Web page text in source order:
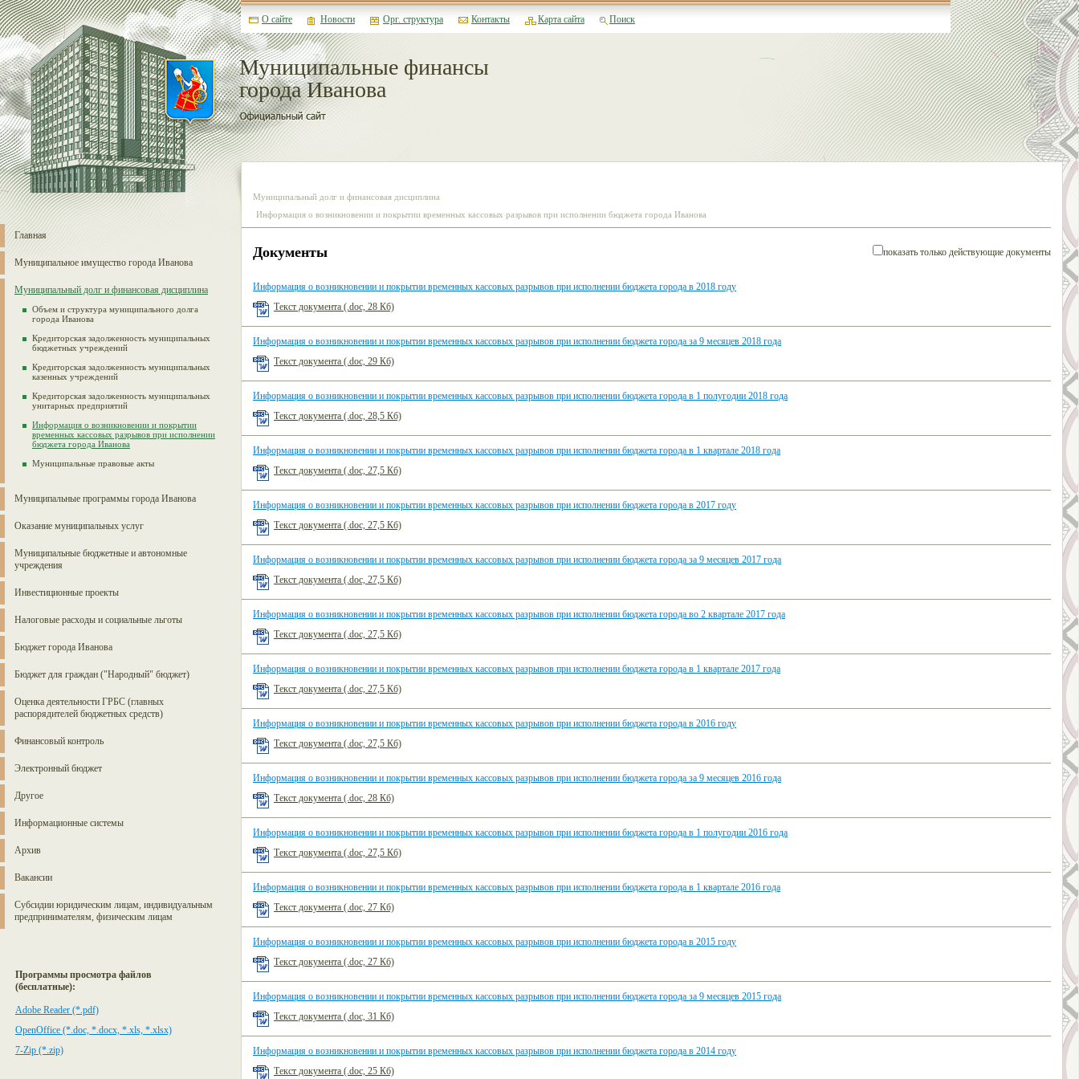
Муниципальные финансы
города Иванова
О сайте Новости Орг. структура Контакты Карта сайта Поиск
Главная
Муниципальное имущество города Иванова
Муниципальный долг и финансовая дисциплина
Объем и структура муниципального долга
города Иванова
Кредиторская задолженность муниципальных
бюджетных учреждений
Кредиторская задолженность муниципальных
казенных учреждений
Кредиторская задолженность муниципальных
унитарных предприятий
Информация о возникновении и покрытии
временных кассовых разрывов при исполнении
бюджета города Иванова
Муниципальные правовые акты
Муниципальные программы города Иванова
Оказание муниципальных услуг
Муниципальные бюджетные и автономные
учреждения
Инвестиционные проекты
Налоговые расходы и социальные льготы
Бюджет города Иванова
Бюджет для граждан ("Народный" бюджет)
Оценка деятельности ГРБС (главных
распорядителей бюджетных средств)
Финансовый контроль
Электронный бюджет
Другое
Информационные системы
Архив
Вакансии
Субсидии юридическим лицам, индивидуальным
предпринимателям, физическим лицам
Программы просмотра файлов
(бесплатные):
Adobe Reader (*.pdf)
OpenOffice (*.doc, *.docx, *.xls, *.xlsx)
7-Zip (*.zip)
Муниципальный долг и финансовая дисциплина
Информация о возникновении и покрытии временных кассовых разрывов при исполнении бюджета города Иванова
показать только действующие документы
Документы
Информация о возникновении и покрытии временных кассовых разрывов при исполнении бюджета города в 2018 году
Текст документа (.doc, 28 Кб)
Информация о возникновении и покрытии временных кассовых разрывов при исполнении бюджета города за 9 месяцев 2018 года
Текст документа (.doc, 29 Кб)
Информация о возникновении и покрытии временных кассовых разрывов при исполнении бюджета города в 1 полугодии 2018 года
Текст документа (.doc, 28,5 Кб)
Информация о возникновении и покрытии временных кассовых разрывов при исполнении бюджета города в 1 квартале 2018 года
Текст документа (.doc, 27,5 Кб)
Информация о возникновении и покрытии временных кассовых разрывов при исполнении бюджета города в 2017 году
Текст документа (.doc, 27,5 Кб)
Информация о возникновении и покрытии временных кассовых разрывов при исполнении бюджета города за 9 месяцев 2017 года
Текст документа (.doc, 27,5 Кб)
Информация о возникновении и покрытии временных кассовых разрывов при исполнении бюджета города во 2 квартале 2017 года
Текст документа (.doc, 27,5 Кб)
Информация о возникновении и покрытии временных кассовых разрывов при исполнении бюджета города в 1 квартале 2017 года
Текст документа (.doc, 27,5 Кб)
Информация о возникновении и покрытии временных кассовых разрывов при исполнении бюджета города в 2016 году
Текст документа (.doc, 27,5 Кб)
Информация о возникновении и покрытии временных кассовых разрывов при исполнении бюджета города за 9 месяцев 2016 года
Текст документа (.doc, 28 Кб)
Информация о возникновении и покрытии временных кассовых разрывов при исполнении бюджета города в 1 полугодии 2016 года
Текст документа (.doc, 27,5 Кб)
Информация о возникновении и покрытии временных кассовых разрывов при исполнении бюджета города в 1 квартале 2016 года
Текст документа (.doc, 27 Кб)
Информация о возникновении и покрытии временных кассовых разрывов при исполнении бюджета города в 2015 году
Текст документа (.doc, 27 Кб)
Информация о возникновении и покрытии временных кассовых разрывов при исполнении бюджета города за 9 месяцев 2015 года
Текст документа (.doc, 31 Кб)
Информация о возникновении и покрытии временных кассовых разрывов при исполнении бюджета города в 2014 году
Текст документа (.doc, 25 Кб)